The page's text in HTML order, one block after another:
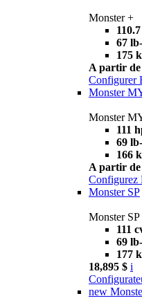
Monster +
67
175
A partir de
Configurer
Monster
Monster
111
69
166
A partir de
Configurez
Monster SP
Monster SP
111
69
177
18,895 $ i
new